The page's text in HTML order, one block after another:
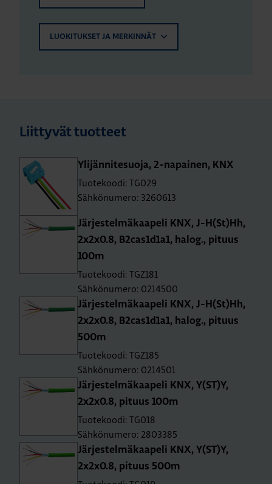
LUOKITUKSET JA MERKINNÄT
Liittyvät tuotteet
Yli­jän­ni­te­suo­ja, 2-na­pai­nen, KNX
Tuotekoodi: TG029
Sähkönumero: 3260613
Jär­jes­tel­mä­kaa­pe­li KNX, J-H(St)Hh,
2x2x0.8, B2cas1d1a1, halog., pi­tuus
100m
Tuotekoodi: TGZ181
Sähkönumero: 0214500
Jär­jes­tel­mä­kaa­pe­li KNX, J-H(St)Hh,
2x2x0.8, B2cas1d1a1, halog., pi­tuus
500m
Tuotekoodi: TGZ185
Sähkönumero: 0214501
Jär­jes­tel­mä­kaa­pe­li KNX, Y(ST)Y,
2x2x0.8, pi­tuus 100m
Tuotekoodi: TG018
Sähkönumero: 2803385
Jär­jes­tel­mä­kaa­pe­li KNX, Y(ST)Y,
2x2x0.8, pi­tuus 500m